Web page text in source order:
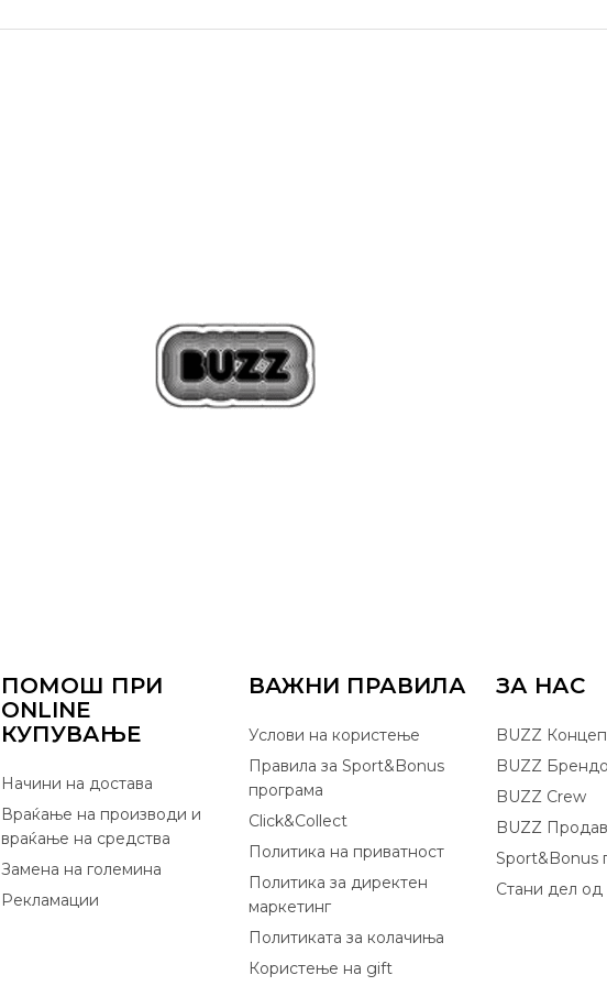
ПОМОШ ПРИ
ONLINE
КУПУВАЊЕ
Начини на достава
Враќање на производи и
враќање на средства
Замена на големина
Рекламации
ВАЖНИ ПРАВИЛА
Услови на користење
Правила за Sport&Bonus
програма
Click&Collect
Политика на приватност
Политика за директен
маркетинг
Политиката за колачиња
Користење на gift
ЗА НАС
BUZZ
BUZZ
BUZZ Crew
BUZZ
Sport&Bonus
Стани дел